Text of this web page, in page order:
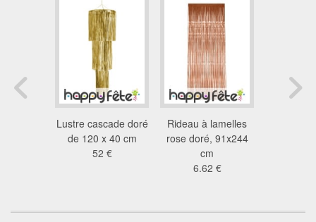
Lustre cascade doré
de 120 x 40 cm
52 €
Rideau à lamelles
rose doré, 91x244
cm
6.62 €